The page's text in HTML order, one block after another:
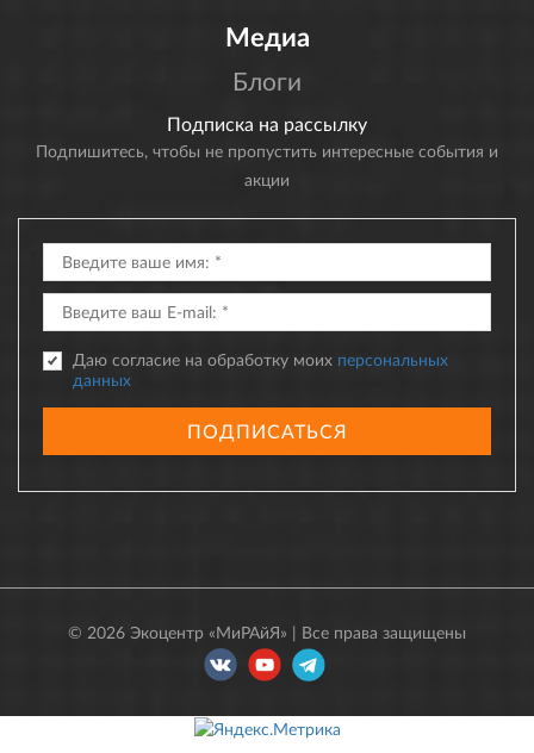
Медиа
Блоги
Подписка на рассылку
Подпишитесь, чтобы не пропустить интересные события и
акции
Даю согласие на обработку моих персональных
данных
ПОДПИСАТЬСЯ
© 2026 Экоцентр «МиРАйЯ» | Все права защищены